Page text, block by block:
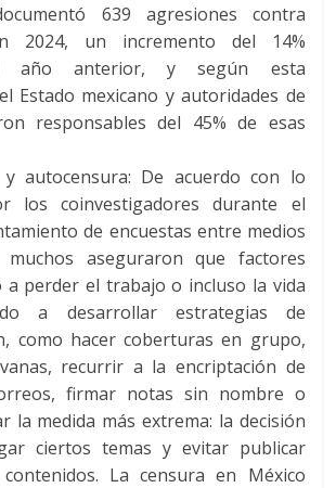
639 agresiones contra
2024, un incremento del 14%
año anterior, y según esta
Estado mexicano y autoridades de
responsables del 45% de esas
autocensura: De acuerdo con lo
los coinvestigadores durante el
de encuestas entre medios
muchos aseguraron que factores
a perder el trabajo o incluso la vida
a desarrollar estrategias de
como hacer coberturas en grupo,
recurrir a la encriptación de
firmar notas sin nombre o
la medida más extrema: la decisión
ciertos temas y evitar publicar
La censura en México